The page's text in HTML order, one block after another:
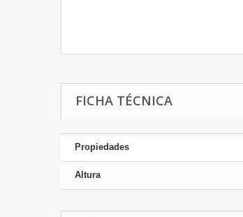
FICHA TÉCNICA
Propiedades
Altura